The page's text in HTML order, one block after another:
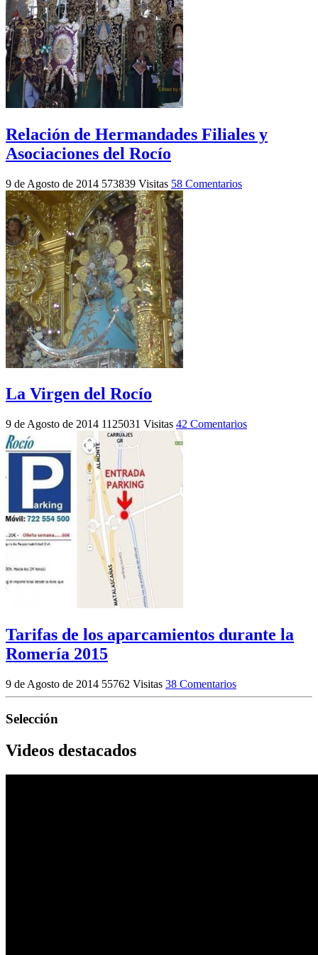
Relación de Hermandades Filiales y
Asociaciones del Rocío
9 de Agosto de 2014 573839 Visitas 58 Comentarios
La Virgen del Rocío
9 de Agosto de 2014 1125031 Visitas 42 Comentarios
Tarifas de los aparcamientos durante la
Romería 2015
9 de Agosto de 2014 55762 Visitas 38 Comentarios
Selección
Videos destacados